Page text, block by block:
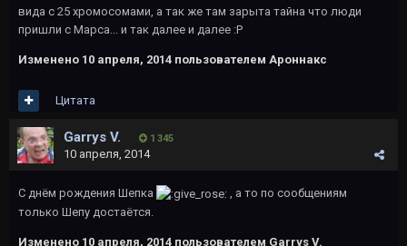
вида с 25 хромосомами, а так же там зарыта тайна что люди
пришли с Марса... и так далее и далее :P
Изменено 10 апреля, 2014 пользователем Ароннакс
Цитата
Garrys V. 1 345
10 апреля, 2014
С днём рождения Шепка
, а то по сообщениям
только Шепу достаётся.
Изменено 10 апреля, 2014 пользователем Garrys V.